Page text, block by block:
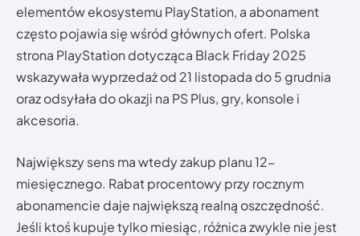
elementów ekosystemu PlayStation, a abonament
często pojawia się wśród głównych ofert. Polska
strona PlayStation dotycząca Black Friday 2025
wskazywała wyprzedaż od 21 listopada do 5 grudnia
oraz odsyłała do okazji na PS Plus, gry, konsole i
akcesoria.
Największy sens ma wtedy zakup planu 12-
miesięcznego. Rabat procentowy przy rocznym
abonamencie daje największą realną oszczędność.
Jeśli ktoś kupuje tylko miesiąc, różnica zwykle nie jest